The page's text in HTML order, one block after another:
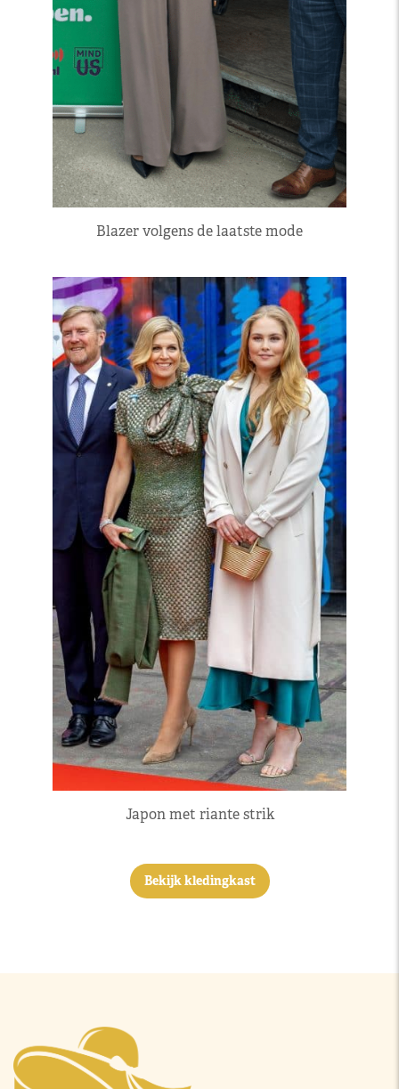
Blazer volgens de laatste mode
Japon met riante strik
Bekijk kledingkast